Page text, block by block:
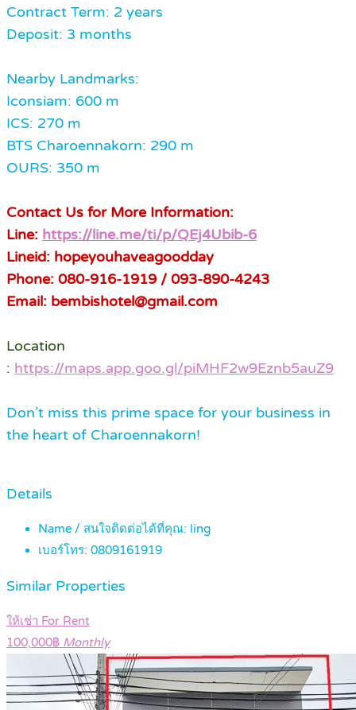
Contract Term: 2 years
Deposit: 3 months
Nearby Landmarks:
Iconsiam: 600 m
ICS: 270 m
BTS Charoennakorn: 290 m
OURS: 350 m
Contact Us for More Information:
Line: https://line.me/ti/p/QEj4Ubib-6
Lineid: hopeyouhaveagoodday
Phone: 080-916-1919 / 093-890-4243
Email: bembishotel@gmail.com
Location
: https://maps.app.goo.gl/piMHF2w9Eznb5auZ9
Don’t miss this prime space for your business in
the heart of Charoennakorn!
Details
Name / สนใจติดต่อได้ที่คุณ: ling
เบอร์โทร: 0809161919
Similar Properties
ให้เช่า For Rent
100,000฿ Monthly